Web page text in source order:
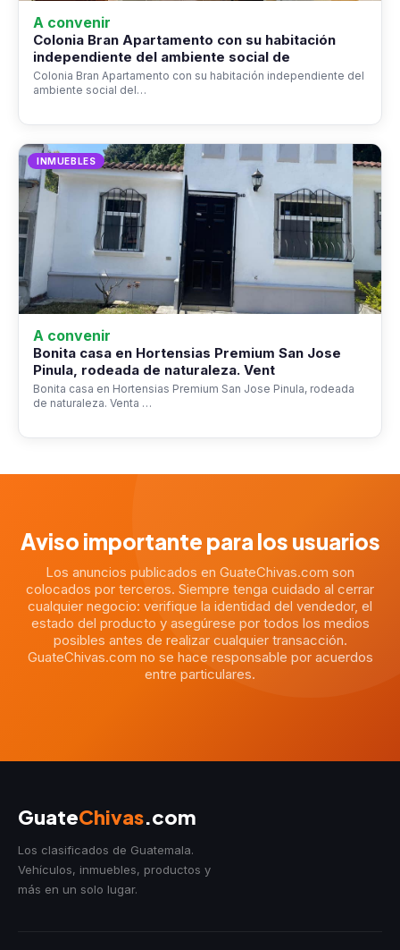
A convenir
Colonia Bran Apartamento con su habitación
independiente del ambiente social de
Colonia Bran Apartamento con su habitación independiente del
ambiente social del…
INMUEBLES
A convenir
Bonita casa en Hortensias Premium San Jose
Pinula, rodeada de naturaleza. Vent
Bonita casa en Hortensias Premium San Jose Pinula, rodeada
de naturaleza. Venta …
Aviso importante para los usuarios
Los anuncios publicados en GuateChivas.com son
colocados por terceros. Siempre tenga cuidado al cerrar
cualquier negocio: verifique la identidad del vendedor, el
estado del producto y asegúrese por todos los medios
posibles antes de realizar cualquier transacción.
GuateChivas.com no se hace responsable por acuerdos
entre particulares.
GuateChivas.com
Los clasificados de Guatemala.
Vehículos, inmuebles, productos y
más en un solo lugar.